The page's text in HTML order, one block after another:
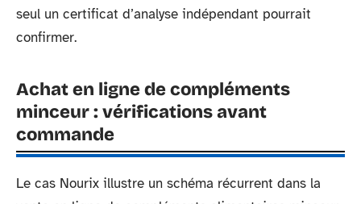
seul un certificat d’analyse indépendant pourrait
confirmer.
Achat en ligne de compléments
minceur : vérifications avant
commande
Le cas Nourix illustre un schéma récurrent dans la